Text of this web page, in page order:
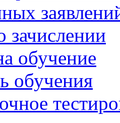
зачислении
обучение
обучения